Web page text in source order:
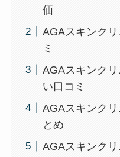
価
AGAスキンク
ミ
AGAスキンク
い口コミ
AGAスキンク
とめ
AGAスキンク